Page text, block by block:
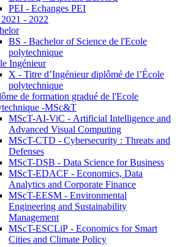
PEI - Echanges PEI
- 2022
BS - Bachelor of Science de l'Ecole
polytechnique
Ingénieur
X - Titre d’Ingénieur diplômé de l’École
polytechnique
de formation gradué de l'Ecole
-MSc&T
MScT-AI-ViC - Artificial Intelligence and
Advanced Visual Computing
MScT-CTD - Cybersecurity : Threats and
Defenses
MScT-DSB - Data Science for Business
MScT-EDACF - Economics, Data
Analytics and Corporate Finance
MScT-EESM - Environmental
Engineering and Sustainability
Management
MScT-ESCLiP - Economics for Smart
Cities and Climate Policy